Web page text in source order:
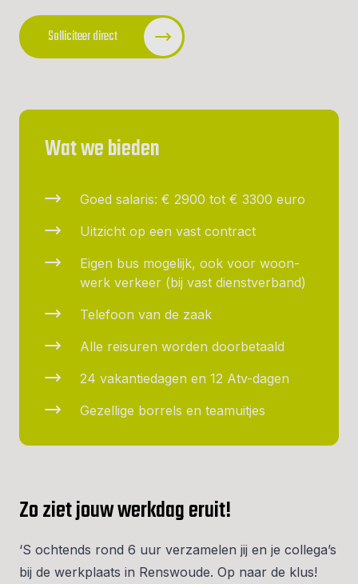
Solliciteer direct
Wat we bieden
Goed salaris: € 2900 tot € 3300 euro
Uitzicht op een vast contract
Eigen bus mogelijk, ook voor woon-
werk verkeer (bij vast dienstverband)
Telefoon van de zaak
Alle reisuren worden doorbetaald
24 vakantiedagen en 12 Atv-dagen
Gezellige borrels en teamuitjes
Zo ziet jouw werkdag eruit!
‘S ochtends rond 6 uur verzamelen jij en je collega’s
bij de werkplaats in Renswoude. Op naar de klus!